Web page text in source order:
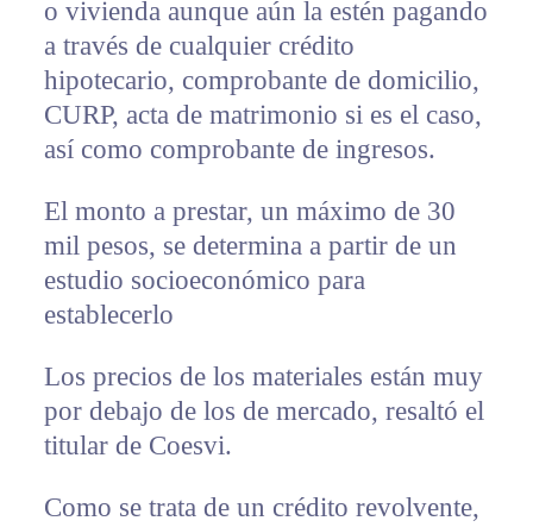
o vivienda aunque aún la estén pagando
a través de cualquier crédito
hipotecario, comprobante de domicilio,
CURP, acta de matrimonio si es el caso,
así como comprobante de ingresos.
El monto a prestar, un máximo de 30
mil pesos, se determina a partir de un
estudio socioeconómico para
establecerlo
Los precios de los materiales están muy
por debajo de los de mercado, resaltó el
titular de Coesvi.
Como se trata de un crédito revolvente,